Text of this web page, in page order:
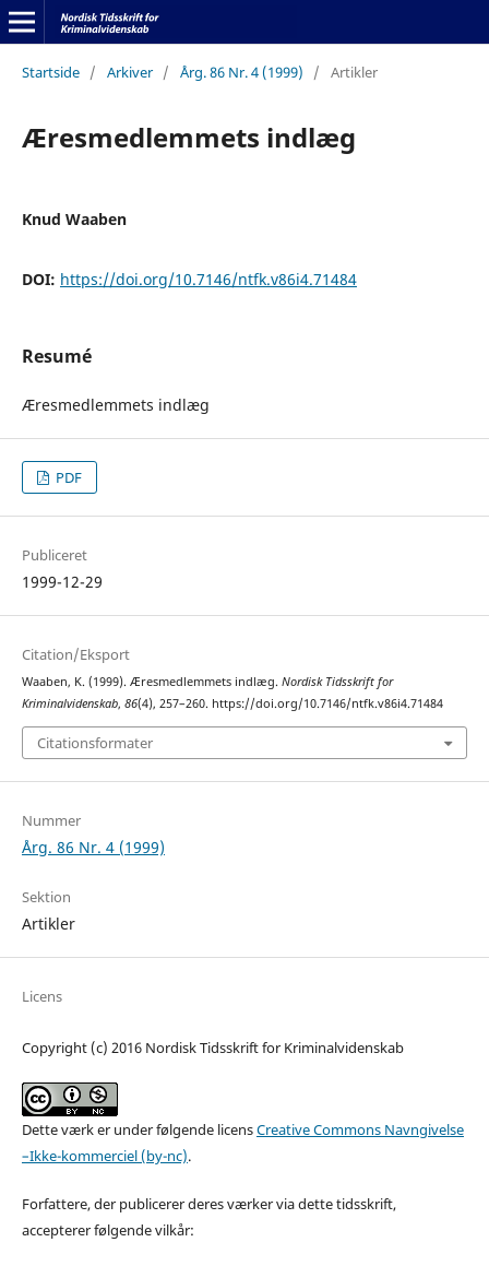
Startside / Arkiver / Årg. 86 Nr. 4 (1999) / Artikler
Æresmedlemmets indlæg
Knud Waaben
DOI: https://doi.org/10.7146/ntfk.v86i4.71484
Resumé
Æresmedlemmets indlæg
PDF
Publiceret
1999-12-29
Citation/Eksport
Waaben, K. (1999). Æresmedlemmets indlæg. Nordisk Tidsskrift for
Kriminalvidenskab, 86(4), 257–260. https://doi.org/10.7146/ntfk.v86i4.71484
Citationsformater
Nummer
Årg. 86 Nr. 4 (1999)
Sektion
Artikler
Licens
Copyright (c) 2016 Nordisk Tidsskrift for Kriminalvidenskab
Dette værk er under følgende licensCreative Commons Navngivelse
–Ikke-kommerciel (by-nc).
Forfattere, der publicerer deres værker via dette tidsskrift,
accepterer følgende vilkår: